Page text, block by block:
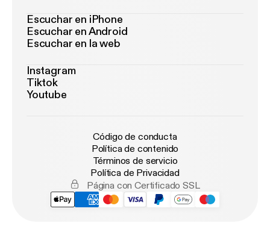
Escuchar en iPhone
Escuchar en Android
Escuchar en la web
Instagram
Tiktok
Youtube
Código de conducta
Política de contenido
Términos de servicio
Política de Privacidad
Página con Certificado SSL